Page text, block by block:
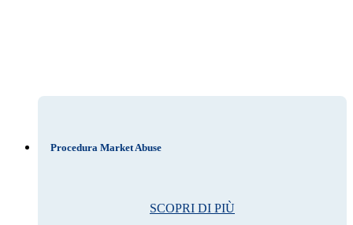
Procedura Market Abuse
SCOPRI DI PIÙ